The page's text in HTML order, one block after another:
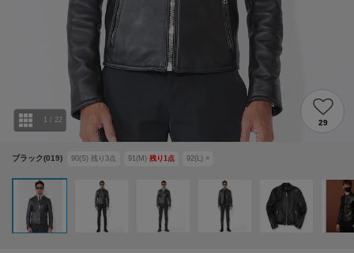
ブラック(019) 90(S) 残り 3点 91(M) 残り 1 点 92(L) ×
1 / 22 29